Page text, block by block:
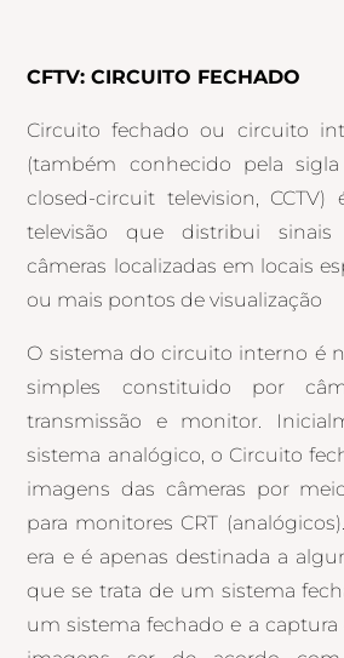
CFTV: CIRCUITO FECHADO
Circuito fechado ou circuito
(também conhecido pela sigla
closed-circuit television,
televisão que distribui sinais
câmeras localizadas em locais
ou mais pontos de visualização
O sistema do circuito interno é
simples constituido por
transmissão e monitor.
sistema analógico, o Circuito
imagens das câmeras por
para monitores CRT
era e é apenas destinada a
que se trata de um sistema
um sistema fechado e a captura